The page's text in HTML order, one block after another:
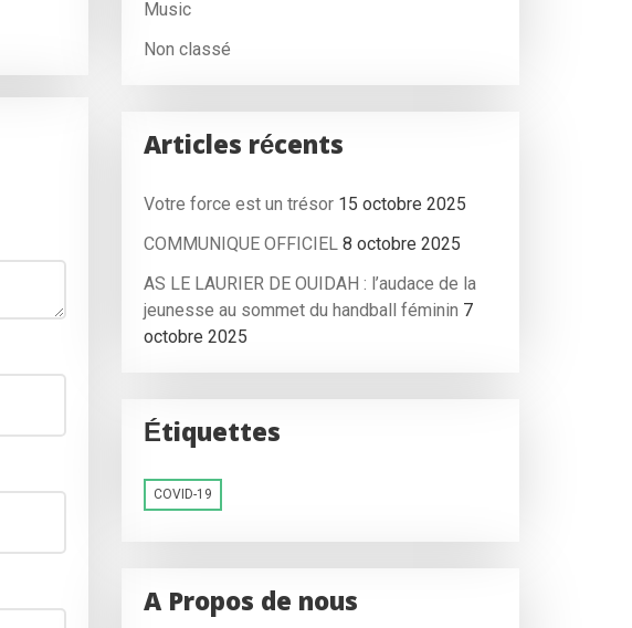
Music
Non classé
Articles récents
Votre force est un trésor 15 octobre 2025
COMMUNIQUE OFFICIEL 8 octobre 2025
AS LE LAURIER DE OUIDAH : l’audace de la
jeunesse au sommet du handball féminin 7
octobre 2025
Étiquettes
COVID-19
A Propos de nous